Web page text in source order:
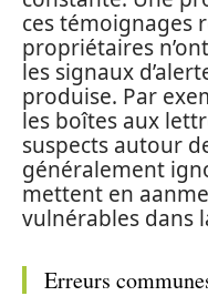
ces témoignages
propriétaires
les signaux
produise. Par
les boîtes aux
suspects autour
généralement
mettent en
vulnérables dans
Erreurs